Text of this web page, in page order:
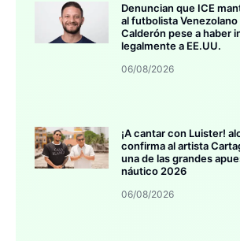
Denuncian que ICE
al futbolista
Calderón pese a haber
legalmente a EE.UU.
06/08/2026
¡A cantar con Luister!
confirma al artista
una de las grandes
náutico 2026
06/08/2026